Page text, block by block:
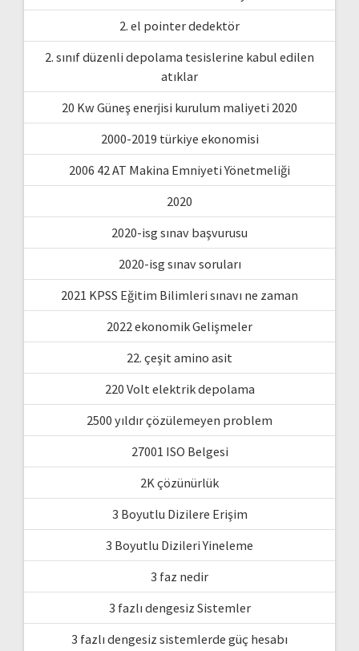
2. el pointer dedektör
2. sınıf düzenli depolama tesislerine kabul edilen
atıklar
20 Kw Güneş enerjisi kurulum maliyeti 2020
2000-2019 türkiye ekonomisi
2006 42 AT Makina Emniyeti Yönetmeliği
2020
2020-isg sınav başvurusu
2020-isg sınav soruları
2021 KPSS Eğitim Bilimleri sınavı ne zaman
2022 ekonomik Gelişmeler
22. çeşit amino asit
220 Volt elektrik depolama
2500 yıldır çözülemeyen problem
27001 ISO Belgesi
2K çözünürlük
3 Boyutlu Dizilere Erişim
3 Boyutlu Dizileri Yineleme
3 faz nedir
3 fazlı dengesiz Sistemler
3 fazlı dengesiz sistemlerde güç hesabı